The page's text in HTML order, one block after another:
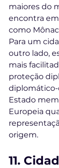
maiores do
encontra
como
Para um
outro lado,
mais
proteção
Estado
Europeia
origem.
11.